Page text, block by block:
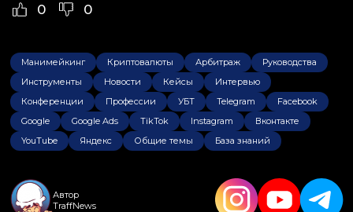
0 0
Манимейкинг Криптовалюты Арбитраж
Руководства
Инструменты
Новости Кейсы
Интервью
Конференции
Профессии УБТ Telegram
Facebook
Google
Google Ads TikTok Instagram
Вконтакте
YouTube
Яндекс Общие темы База знаний
Автор
TraffNews